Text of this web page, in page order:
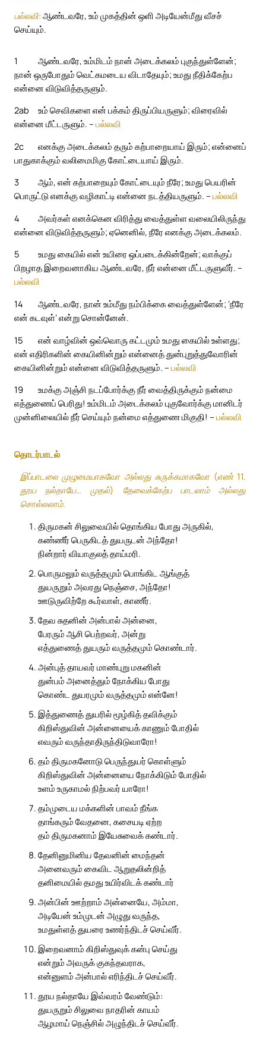
பல்லவி: ஆண்டவரே, உம் முகத்தின் ஒளி அடியேன்மீது வீசச்
செய்யும்.
1
ஆண்டவரே, உம்மிடம் நான் அடைக்கலம் புகுந்துள்ளேன்;
நான் ஒருபோதும் வெட்கமடைய விடாதேயும்; உமது நீதிக்கேற்ப
என்னை விடுவித்தருளும்.
2ab
உம் செவிகளை என் பக்கம் திருப்பியருளும்; விரைவில்
என்னை மீட்டருளும். – பல்லவி
2c
எனக்கு அடைக்கலம் தரும் கற்பாறையாய் இரும்; என்னைப்
பாதுகாக்கும் வலிமைமிகு கோட்டையாய் இரும்.
3
ஆம், என் கற்பாறையும் கோட்டையும் நீரே; உமது பெயரின்
பொருட்டு எனக்கு வழிகாட்டி என்னை நடத்தியருளும். – பல்லவி
4
அவர்கள் எனக்கென விரித்து வைத்துள்ள வலையிலிருந்து
என்னை விடுவித்தருளும்; ஏனெனில், நீரே எனக்கு அடைக்கலம்.
5
உமது கையில் என் உயிரை ஒப்படைக்கின்றேன்; வாக்குப்
பிறழாத இறைவனாகிய ஆண்டவரே, நீர் என்னை மீட்டருளுவீர். –
பல்லவி
14
ஆண்டவரே, நான் உம்மீது நம்பிக்கை வைத்துள்ளேன்; ‘நீரே
என் கடவுள்’ என்று சொன்னேன்.
15
என் வாழ்வின் ஒவ்வொரு கட்டமும் உமது கையில் உள்ளது;
என் எதிரிகளின் கையினின்றும் என்னைத் துன்புறுத்துவோரின்
கையினின்றும் என்னை விடுவித்தருளும். – பல்லவி
19
உமக்கு அஞ்சி நடப்போர்க்கு நீர் வைத்திருக்கும் நன்மை
எத்துணைப் பெரிது! உம்மிடம் அடைக்கலம் புகுவோர்க்கு மானிடர்
முன்னிலையில் நீர் செய்யும் நன்மை எத்துணை மிகுதி! – பல்லவி
தொடர்பாடல்
இப்பாடலை முழுமையாகவோ அல்லது சுருக்கமாகவோ (எண் 11.
தூய நல்தாயே… முதல்) தேவைக்கேற்ப பாடலாம் அல்லது
சொல்லலாம்.
திருமகன் சிலுவையில் தொங்கிய போது அருகில்,
கண்ணீர் பெருகிடத் துயருடன் அந்தோ!
நின்றார் வியாகுலத் தாய்மரி.
பொருமலும் வருத்தமும் பொங்கிட ஆங்குத்
துயருறும் அவரது நெஞ்சை, அந்தோ!
ஊடுருவிற்றே கூர்வாள், காணீர்.
தேவ சுதனின் அன்பால் அன்னை,
பேரரும் ஆசி பெற்றவர், அன்று
எத்துணைத் துயரும் வருத்தமும் கொண்டார்.
அன்புத் தாயவர் மாண்புறு மகனின்
துன்பம் அனைத்தும் நோக்கிய போது
கொண்ட துயரமும் வருத்தமும் என்னே!
இத்துணைத் துயரில் மூழ்கித் தவிக்கும்
கிறிஸ்துவின் அன்னையைக் காணும் போதில்
எவரும் வருந்தாதிருந்திடுவாரோ!
தம் திருமகனோடு பெருந்துயர் கொள்ளும்
கிறிஸ்துவின் அன்னையை நோக்கிடும் போதில்
உளம் உருகாமல் நிற்பவர் யாரோ!
தம்முடைய மக்களின் பாவம் நீங்க
தாங்கரும் வேதனை, கசையடி ஏற்ற
தம் திருமகனாம் இயேசுவைக் கண்டார்.
தேனினுமினிய தேவனின் மைந்தன்
அனைவரும் கைவிட ஆறுதலின்றித்
தனிமையில் தமது உயிர்விடக் கண்டார்
அன்பின் ஊற்றாம் அன்னையே, அம்மா,
அடியேன் உம்முடன் அழுது வருந்த,
உமதுள்ளத் துயரை உணர்ந்திடச் செய்வீர்.
இறைவனாம் கிறிஸ்துவுக் கன்பு செய்து
என்றும் அவருக் குகந்தவராக,
என்னுளம் அன்பால் எரிந்திடச் செய்வீர்.
தூய நல்தாயே இவ்வரம் வேண்டும்:
துயருறும் சிலுவை நாதரின் காயம்
ஆழமாய் நெஞ்சில் அழுந்திடச் செய்வீர்.